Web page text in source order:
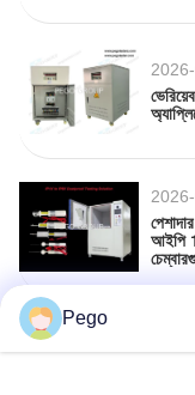
আইপি
এবং
Pego